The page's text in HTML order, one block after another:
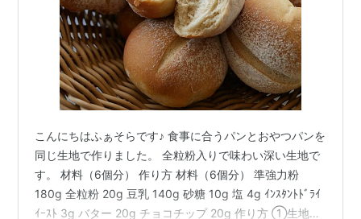
こんにちはふぁそらです♪ 食事に合うパンとおやつパンを
同じ生地で作りました。 全粒粉入りで味わい深い生地で
す。 材料（6個分） 作り方 材料（6個分） 準強力粉
180g 全粒粉 20g 豆乳 140g 砂糖 10g 塩 4g ｲﾝｽﾀﾝﾄﾄﾞﾗｲ
ｲｰｽﾄ 3g バター 20g チョコチップ 20g 作り方 ①生地作